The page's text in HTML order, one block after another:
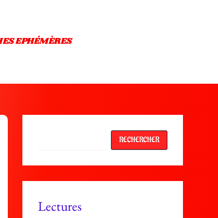
EPHÉMÈRES
RECHERCHER
Lectures